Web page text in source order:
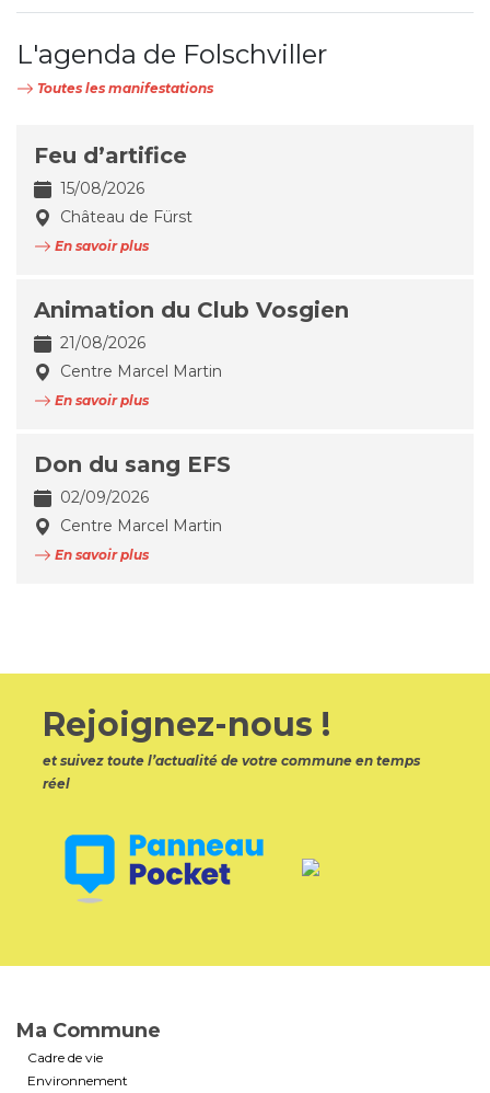
L'agenda de Folschviller
Toutes les manifestations
Feu d’artifice
15/08/2026
Château de Fürst
En savoir plus
Animation du Club Vosgien
21/08/2026
Centre Marcel Martin
En savoir plus
Don du sang EFS
02/09/2026
Centre Marcel Martin
En savoir plus
Rejoignez-nous !
et suivez toute l’actualité de votre commune en temps
réel
Ma Commune
Cadre de vie
Environnement